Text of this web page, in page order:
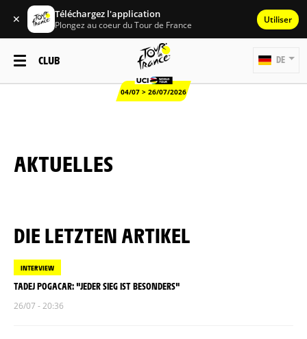
✕ Téléchargez l'application
Plongez au coeur du Tour de France Utiliser
CLUB
04/07 > 26/07/2026
DE
AKTUELLES
DIE LETZTEN ARTIKEL
INTERVIEW
TADEJ POGACAR: "JEDER SIEG IST BESONDERS"
26/07 - 20:36